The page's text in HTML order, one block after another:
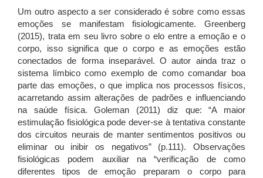
Um outro aspecto a ser considerado é sobre como essas
emoções se manifestam fisiologicamente. Greenberg
(2015), trata em seu livro sobre o elo entre a emoção e o
corpo, isso significa que o corpo e as emoções estão
conectados de forma inseparável. O autor ainda traz o
sistema límbico como exemplo de como comandar boa
parte das emoções, o que implica nos processos físicos,
acarretando assim alterações de padrões e influenciando
na saúde física. Goleman (2011) diz que: “A maior
estimulação fisiológica pode dever-se à tentativa constante
dos circuitos neurais de manter sentimentos positivos ou
eliminar ou inibir os negativos” (p.111). Observações
fisiológicas podem auxiliar na “verificação de como
diferentes tipos de emoção preparam o corpo para